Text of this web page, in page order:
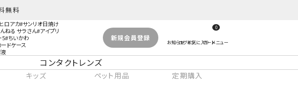
無料
ヒロアカ サンリオ日焼け
ねる サラさん アイプリ
5 ちいかわ
ドケース
新規会員登録
0
コンタクトレンズ
キッズ ペット用品 定期購入